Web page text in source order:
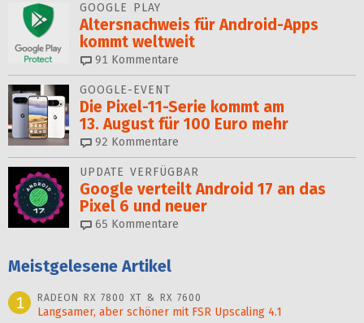
GOOGLE PLAY
Altersnachweis für Android-Apps
kommt weltweit
91 Kommentare
GOOGLE-EVENT
Die Pixel-11-Serie kommt am
13. August für 100 Euro mehr
92 Kommentare
UPDATE VERFÜGBAR
Google verteilt Android 17 an das
Pixel 6 und neuer
65 Kommentare
Meistgelesene Artikel
1
RADEON RX 7800 XT & RX 7600
Langsamer, aber schöner mit FSR Upscaling 4.1